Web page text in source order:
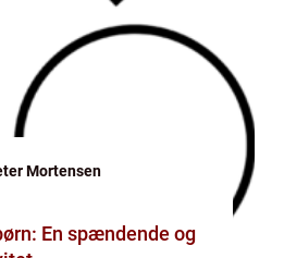
Mortensen
En spændende og